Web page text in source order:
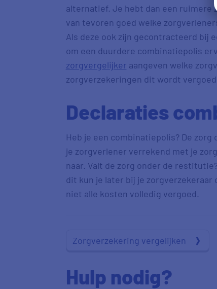
alternatief. Je hebt dan een ruimere
van tevoren goed welke
Als deze ook zijn gecontracteerd bij
om een duurdere combinatiepolis
zorgvergelijker aangeven welke
zorgverzekeringen dit wordt
Declaraties
Heb je een combinatiepolis? De
je zorgverlener verrekend met je
naar. Valt de zorg onder de
dit kun je later bij je zorgverzekeraar
niet alle kosten volledig vergoed.
Zorgverzekering vergelijken
Hulp nodig?